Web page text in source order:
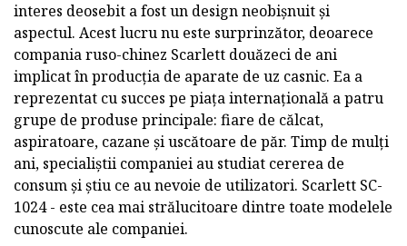
interes deosebit a fost un design neobișnuit și
aspectul. Acest lucru nu este surprinzător, deoarece
compania ruso-chinez Scarlett douăzeci de ani
implicat în producția de aparate de uz casnic. Ea a
reprezentat cu succes pe piața internațională a patru
grupe de produse principale: fiare de călcat,
aspiratoare, cazane și uscătoare de păr. Timp de mulți
ani, specialiștii companiei au studiat cererea de
consum și știu ce au nevoie de utilizatori. Scarlett SC-
1024 - este cea mai strălucitoare dintre toate modelele
cunoscute ale companiei.